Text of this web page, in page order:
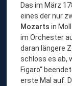
t
u
o
s
i
n
n
e
Das im März
eines der nur
Mozartsin
im Orchester
daran längere
schloss es ab,
Figaro“
erste Mal auf.